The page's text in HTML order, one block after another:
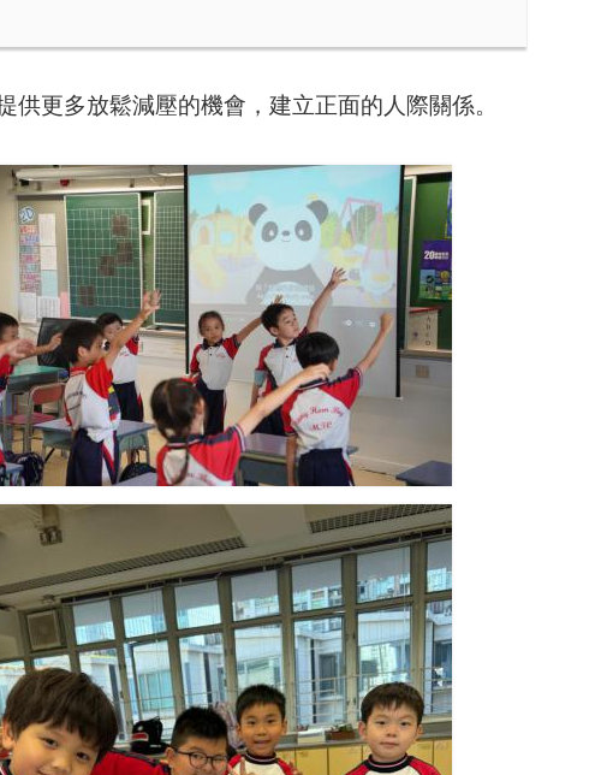
供更多放鬆減壓的機會，建立正面的人際關係。